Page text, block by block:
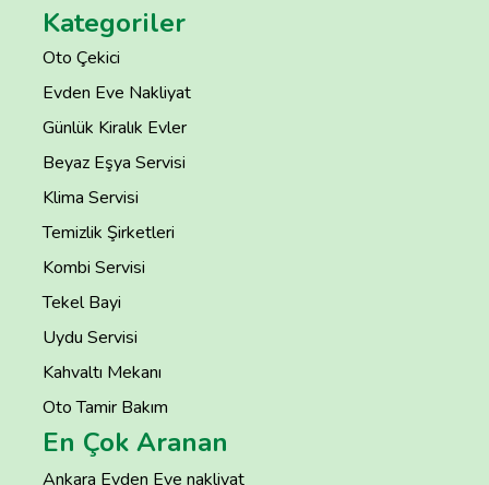
Kategoriler
Oto Çekici
Evden Eve Nakliyat
Günlük Kiralık Evler
Beyaz Eşya Servisi
Klima Servisi
Temizlik Şirketleri
Kombi Servisi
Tekel Bayi
Uydu Servisi
Kahvaltı Mekanı
Oto Tamir Bakım
En Çok Aranan
Ankara Evden Eve nakliyat